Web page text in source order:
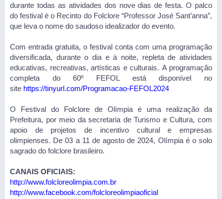
durante todas as atividades dos nove dias de festa. O palco
do festival é o Recinto do Folclore “Professor José Sant’anna”,
que leva o nome do saudoso idealizador do evento.
Com entrada gratuita, o festival conta com uma programação
diversificada, durante o dia e à noite, repleta de atividades
educativas, recreativas, artísticas e culturais. A programação
completa do 60º FEFOL está disponível no
site https://tinyurl.com/Programacao-FEFOL2024
O Festival do Folclore de Olímpia é uma realização da
Prefeitura, por meio da secretaria de Turismo e Cultura, com
apoio de projetos de incentivo cultural e empresas
olimpienses. De 03 a 11 de agosto de 2024, Olímpia é o solo
sagrado do folclore brasileiro.
CANAIS OFICIAIS:
http://www.folcloreolimpia.com.br
http://www.facebook.com/folcloreolimpiaoficial